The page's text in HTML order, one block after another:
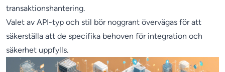
transaktionshantering.
Valet av API-typ och stil bör noggrant övervägas för att
säkerställa att de specifika behoven för integration och
säkerhet uppfylls.